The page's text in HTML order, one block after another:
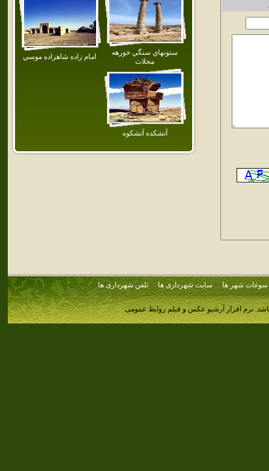
ستونهاي سنگي خورهه
محلات
امام‌ زاده‌ شاهزاده‌ موسي‌
آتشكده‌ آتشكوه
سوغات شهر ها سایت شهرداری ها تلفن شهرداری ها
نرم افزار آرشیو عکس و فیلم روابط عمومی